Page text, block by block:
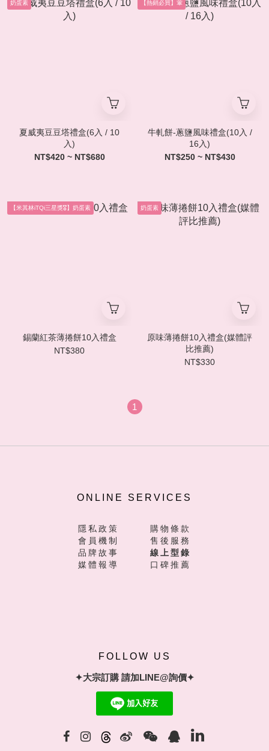
奶蛋素
夏威夷豆豆塔禮盒(6入 / 10
入)
NT$420 ~ NT$680
【熱銷必買】葷
牛軋餅-蔥鹽風味禮盒(10入 /
16入)
NT$250 ~ NT$430
【米其林iTQi三星獎🎖️】奶蛋素
錫蘭紅茶薄捲餅10入禮盒
NT$380
奶蛋素
原味薄捲餅10入禮盒(媒體評
比推薦)
NT$330
1
ONLINE SERVICES
隱私政策
購物條款
會員機制
售後服務
品牌故事
線上型錄
媒體報導
口碑推薦
FOLLOW US
✦大宗訂購 請加LINE@詢價✦